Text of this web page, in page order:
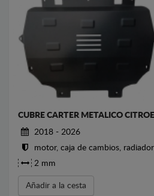
CUBRE CARTER METALICO
2018 - 2026
motor, caja de cambios, radiador
2 mm
Añadir a la cesta